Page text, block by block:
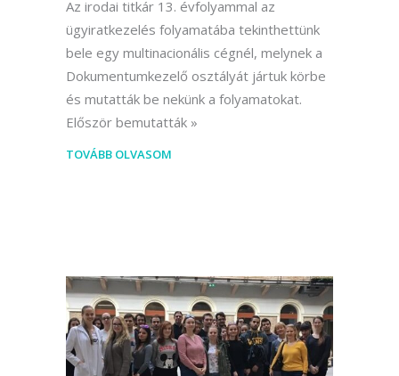
Az irodai titkár 13. évfolyammal az
ügyiratkezelés folyamatába tekinthettünk
bele egy multinacionális cégnél, melynek a
Dokumentumkezelő osztályát jártuk körbe
és mutatták be nekünk a folyamatokat.
Először bemutatták
TOVÁBB OLVASOM